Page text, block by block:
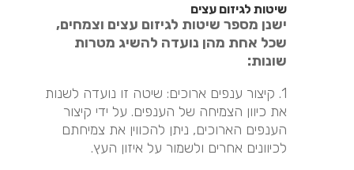
שיטות לגיזום עצים
ישנן מספר שיטות לגיזום עצים וצמחים,
שכל אחת מהן נועדה להשיג מטרות
שונות:
1. קיצור ענפים ארוכים: שיטה זו נועדה לשנות
את כיוון הצמיחה של הענפים. על ידי קיצור
הענפים הארוכים, ניתן להכווין את צמיחתם
לכיוונים אחרים ולשמור על איזון העץ.